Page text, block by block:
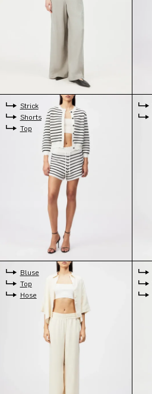
Strick
Shorts
Top
Bluse
Top
Hose